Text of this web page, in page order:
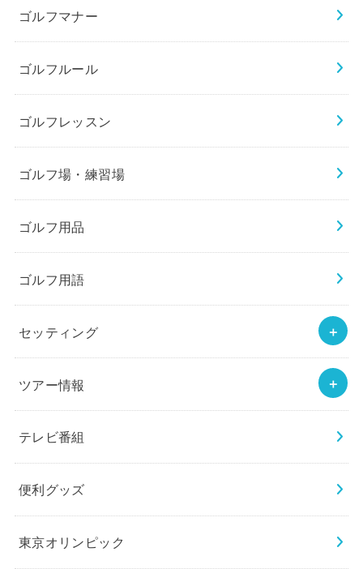
ゴルフマナー
ゴルフルール
ゴルフレッスン
ゴルフ場・練習場
ゴルフ用品
ゴルフ用語
セッティング
ツアー情報
テレビ番組
便利グッズ
東京オリンピック